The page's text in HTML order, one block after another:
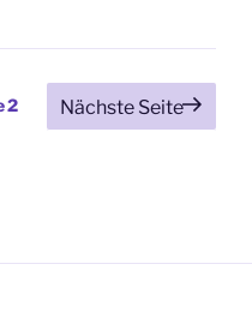
2 Nächste Seite